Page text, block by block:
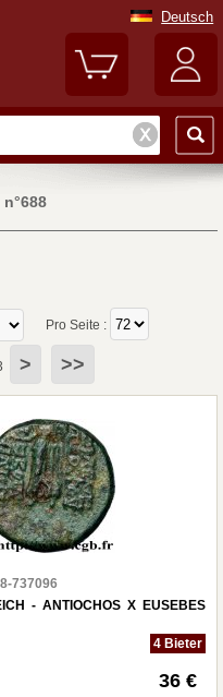
Deutsch
Pro Seite :
> >>
737096
- ANTIOCHOS X EUSEBES
4 Bieter
36 €